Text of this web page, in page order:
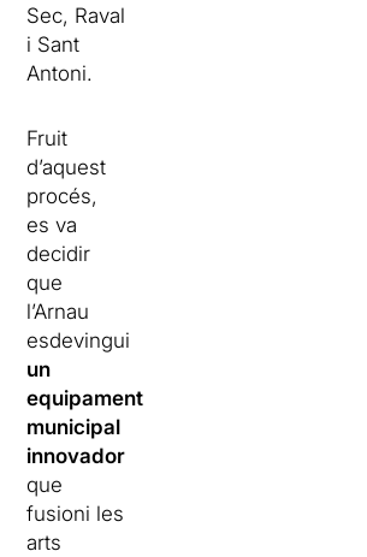
Sec, Raval
i Sant
Antoni.
Fruit
d’aquest
procés,
es va
decidir
que
l’Arnau
esdevingui
un
equipament
municipal
innovador
que
fusioni les
arts